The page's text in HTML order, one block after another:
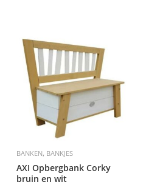
BANKEN, BANKJES
AXI Opbergbank Corky
bruin en wit